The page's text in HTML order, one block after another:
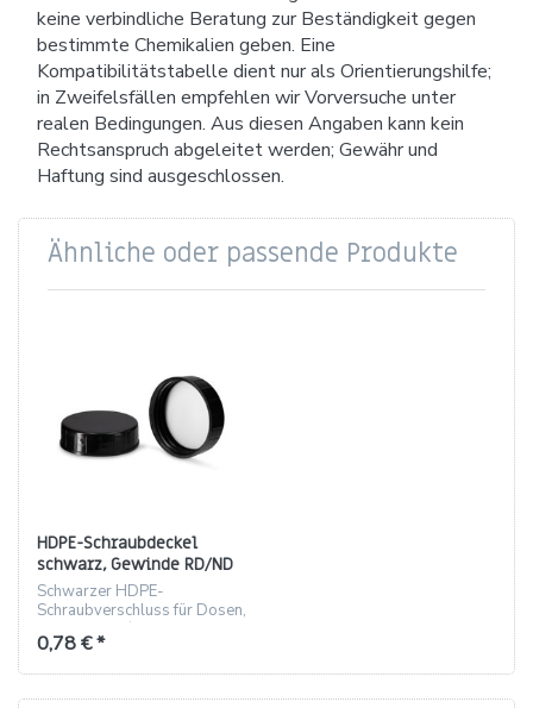
keine verbindliche Beratung zur Beständigkeit gegen
bestimmte Chemikalien geben. Eine
Kompatibilitätstabelle dient nur als Orientierungshilfe;
in Zweifelsfällen empfehlen wir Vorversuche unter
realen Bedingungen. Aus diesen Angaben kann kein
Rechtsanspruch abgeleitet werden; Gewähr und
Haftung sind ausgeschlossen.
Ähnliche oder passende Produkte
HDPE-Schraubdeckel
schwarz, Gewinde RD/ND
50 (CS 50 mit PE-
Schaumeinlage)
Schwarzer HDPE-
Schraubverschluss für Dosen,
Gewinde ND/RD 50, mit PE-
Schaumeinlage.
0,78 € *